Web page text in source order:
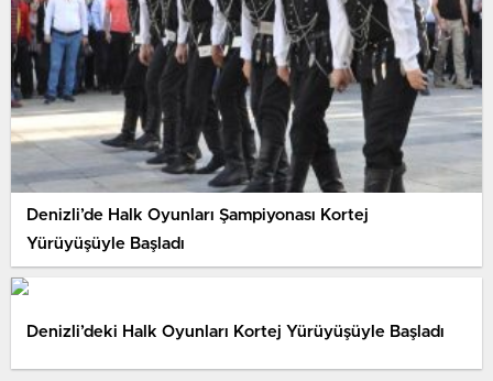
Denizli’de Halk Oyunları Şampiyonası Kortej
Yürüyüşüyle Başladı
Denizli’deki Halk Oyunları Kortej Yürüyüşüyle Başladı